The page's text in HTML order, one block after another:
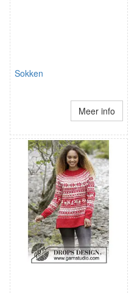
Sokken
Meer info